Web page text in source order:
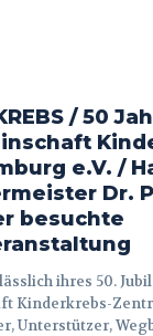
/ 50
e.V. /
Dr.
besuchte
Kinderkrebs-
Unterstützer,